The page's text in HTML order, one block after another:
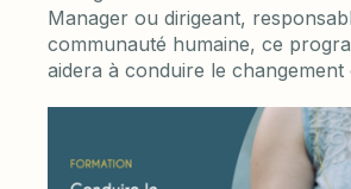
Manager ou dirigeant,
communauté humaine, ce
aidera à conduire le changement